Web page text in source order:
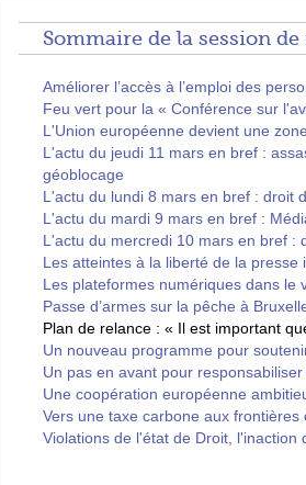
Sommaire de la session de
Améliorer l’accès à l’emploi des
Feu vert pour la « Conférence sur
L'Union européenne devient une
L'actu du jeudi 11 mars en bref :
géoblocage
L'actu du lundi 8 mars en bref : droit
L'actu du mardi 9 mars en bref :
L'actu du mercredi 10 mars en bref
Les atteintes à la liberté de la
Les plateformes numériques dans
Passe d’armes sur la pêche à
Plan de relance : « Il est important
Un nouveau programme pour
Un pas en avant pour
Une coopération européenne
Vers une taxe carbone aux frontières
Violations de l'état de Droit, l'inaction